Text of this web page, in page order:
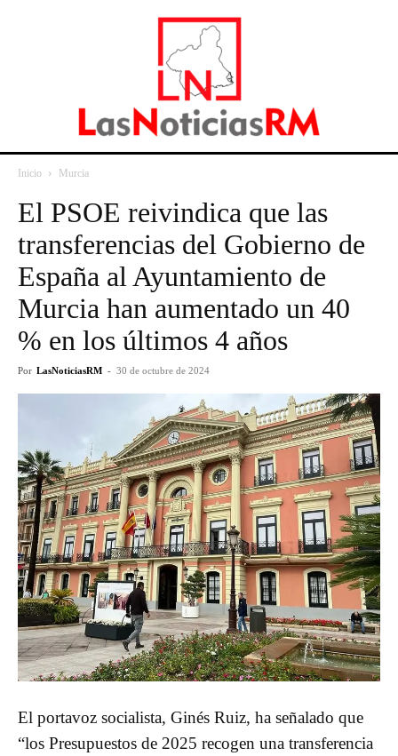
Inicio Murcia
El PSOE reivindica que las
transferencias del Gobierno de
España al Ayuntamiento de
Murcia han aumentado un 40
% en los últimos 4 años
Por LasNoticiasRM - 30 de octubre de 2024
El portavoz socialista, Ginés Ruiz, ha señalado que
“los Presupuestos de 2025 recogen una transferencia